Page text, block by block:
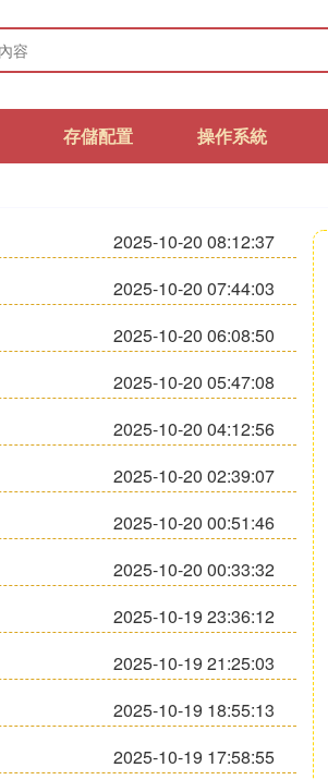
存儲配置 操作系統
2025-10-20 08:12:37
2025-10-20 07:44:03
2025-10-20 06:08:50
2025-10-20 05:47:08
2025-10-20 04:12:56
2025-10-20 02:39:07
2025-10-20 00:51:46
2025-10-20 00:33:32
2025-10-19 23:36:12
2025-10-19 21:25:03
2025-10-19 18:55:13
2025-10-19 17:58:55